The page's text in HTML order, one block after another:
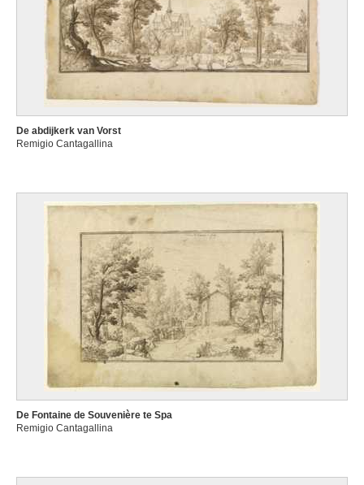
De abdijkerk van Vorst
Remigio Cantagallina
De Fontaine de Souvenière te Spa
Remigio Cantagallina